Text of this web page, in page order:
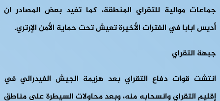
جماعات موالية للتقراي المنطقة، كما تفيد بعض المصادر ان
أديس ابابا في الفترات الأخيرة تعيش تحت حماية الأمن الإرتري.
جبهة التقراي
انتشت قوات دفاع التقراي بعد هزيمة الجيش الفيدرالي في
إقليم التقراي وانسحابه منه، وبعد محاولات السيطرة على مناطق